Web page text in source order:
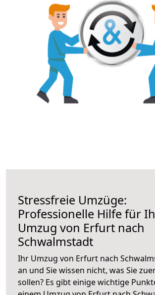
Stressfreie Umzüge:
Professionelle Hilfe für
Umzug von Erfurt nach
Schwalmstadt
Ihr Umzug von Erfurt nach
an und Sie wissen nicht, was Sie
sollen? Es gibt einige wichtige